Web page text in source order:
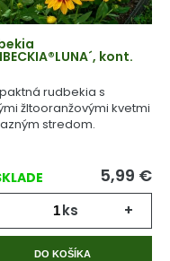
kont.
rudbekia s
žltooranžovými kvetmi
stredom.
5,99 €
ks +
DO KOŠÍKA